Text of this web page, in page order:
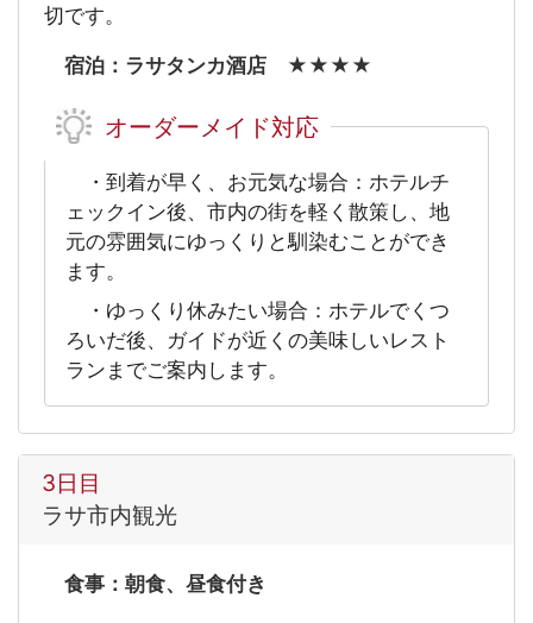
切です。
宿泊：ラサタンカ酒店 ★★★★
オーダーメイド対応
・到着が早く、お元気な場合：ホテルチ
ェックイン後、市内の街を軽く散策し、地
元の雰囲気にゆっくりと馴染むことができ
ます。
・ゆっくり休みたい場合：ホテルでくつ
ろいだ後、ガイドが近くの美味しいレスト
ランまでご案内します。
3日目
ラサ市内観光
食事：朝食、昼食付き